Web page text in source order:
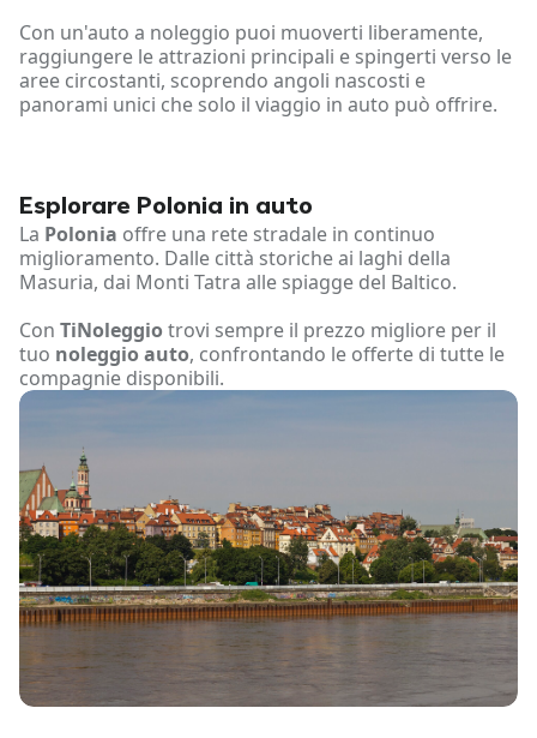
Con un'auto a noleggio puoi muoverti liberamente,
raggiungere le attrazioni principali e spingerti verso le
aree circostanti, scoprendo angoli nascosti e
panorami unici che solo il viaggio in auto può offrire.
Esplorare Polonia in auto
La Polonia offre una rete stradale in continuo
miglioramento. Dalle città storiche ai laghi della
Masuria, dai Monti Tatra alle spiagge del Baltico.
Con TiNoleggiotrovi sempre il prezzo migliore per il
tuo noleggio auto, confrontando le offerte di tutte le
compagnie disponibili.